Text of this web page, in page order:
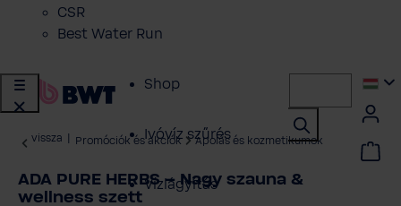
CSR
Best Water Run
Shop
Ivóvíz szűrés
Vízlágyítás
vissza Promóciók és akciók Ápolás és kozmetikumok
ADA PURE HERBS – Nagy szauna &
wellness szett